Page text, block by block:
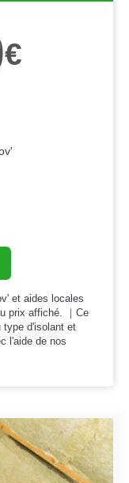
€
et aides locales
prix affiché. ｜Ce
type d'isolant et
l'aide de nos